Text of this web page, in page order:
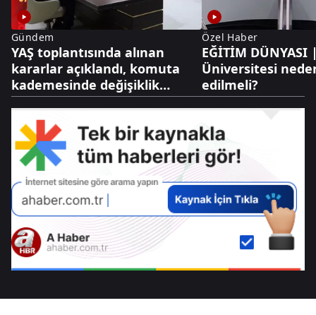
Gündem
YAŞ toplantısında alınan
kararlar açıklandı, komuta
kademesinde değişiklik
yapıldı
Özel Haber
EĞİTİM DÜNYASI
Üniversitesi
edilmeli?